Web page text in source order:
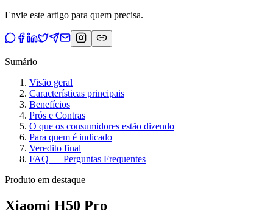
Envie este artigo para quem precisa.
Sumário
Visão geral
Características principais
Benefícios
Prós e Contras
O que os consumidores estão dizendo
Para quem é indicado
Veredito final
FAQ — Perguntas Frequentes
Produto em destaque
Xiaomi H50 Pro